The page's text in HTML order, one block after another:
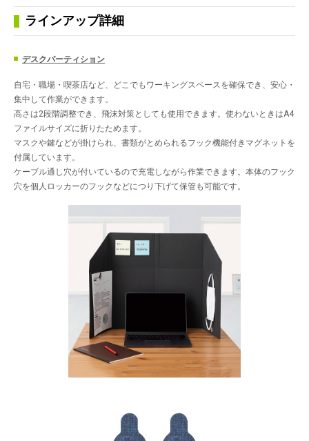
ラインアップ詳細
デスクパーティション
自宅・職場・喫茶店など、どこでもワーキングスペースを確保でき、安心・
集中して作業ができます。
高さは2段階調整でき、飛沫対策としても使用できます。使わないときはA4
ファイルサイズに折りたためます。
マスクや鍵などが掛けられ、書類がとめられるフック機能付きマグネットを
付属しています。
ケーブル通し穴が付いているので充電しながら作業できます。本体のフック
穴を個人ロッカーのフックなどにつり下げて保管も可能です。